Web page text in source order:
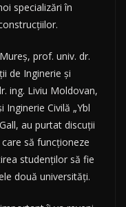
specializări în
prof. univ. dr.
de Inginerie și
ing. Liviu Moldovan,
Civilă „Ybl
au purtat discuții
să funcționeze
studenților să fie
două universități.